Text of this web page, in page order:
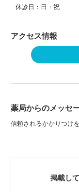
休診日：日・祝
アクセス情報
薬局からのメッセ
信頼されるかかりつけ
掲載し